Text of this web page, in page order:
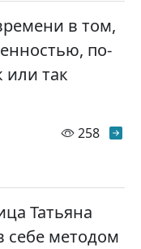
в том,
по-
или так
258
Татьяна
себе методом